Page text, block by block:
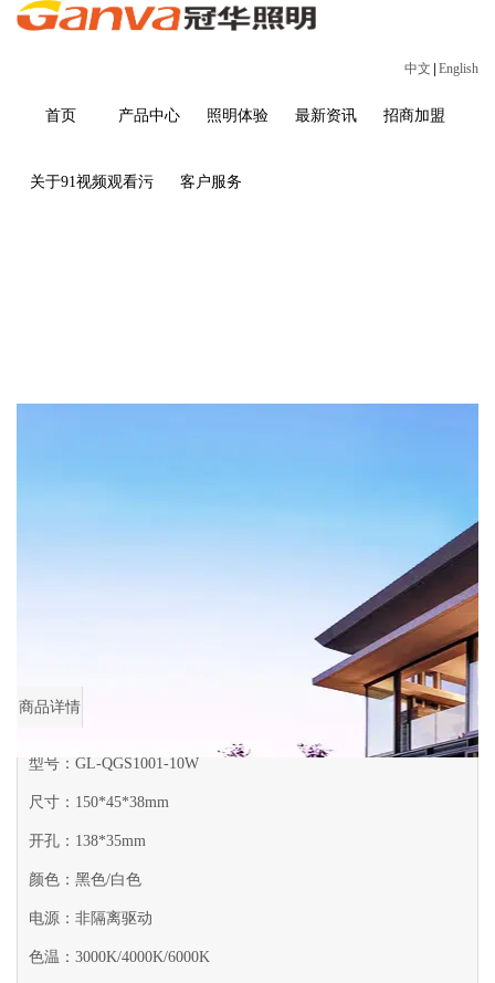
中文 English
首页 产品中心 照明体验 最新资讯 招商加盟
关于91视频观看污 客户服务
嵌入式格栅灯
商品详情
型号：GL-QGS1001-10W
尺寸：150*45*38mm
开孔：138*35mm
颜色：黑色/白色
电源：非隔离驱动
色温：3000K/4000K/6000K